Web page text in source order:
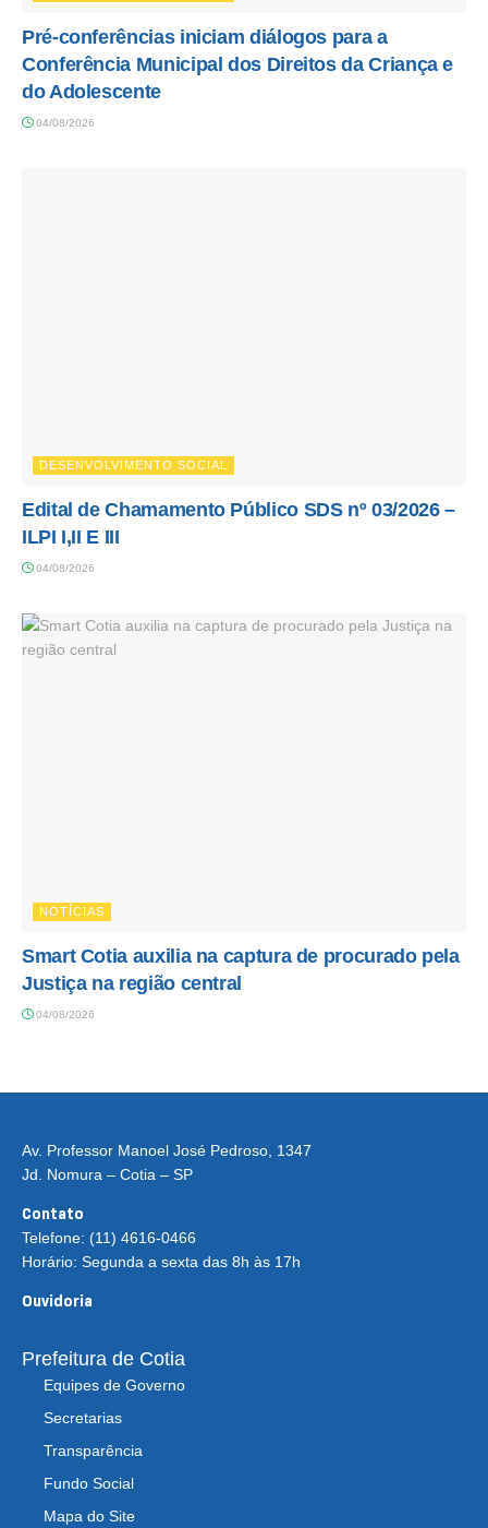
Pré-conferências iniciam diálogos para a
Conferência Municipal dos Direitos da Criança e
do Adolescente
04/08/2026
DESENVOLVIMENTO SOCIAL
Edital de Chamamento Público SDS nº 03/2026 –
ILPI I,II E III
04/08/2026
NOTÍCIAS
Smart Cotia auxilia na captura de procurado pela
Justiça na região central
04/08/2026
Av. Professor Manoel José Pedroso, 1347
Jd. Nomura – Cotia – SP
Contato
Telefone: (11) 4616-0466
Horário: Segunda a sexta das 8h às 17h
Ouvidoria
Prefeitura de Cotia
Equipes de Governo
Secretarias
Transparência
Fundo Social
Mapa do Site